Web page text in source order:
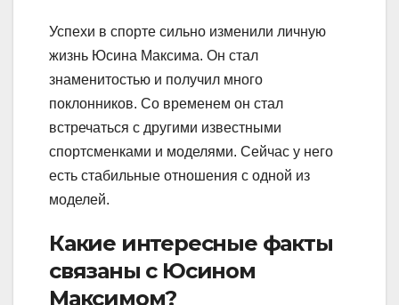
Успехи в спорте сильно изменили личную
жизнь Юсина Максима. Он стал
знаменитостью и получил много
поклонников. Со временем он стал
встречаться с другими известными
спортсменками и моделями. Сейчас у него
есть стабильные отношения с одной из
моделей.
Какие интересные факты
связаны с Юсином
Максимом?